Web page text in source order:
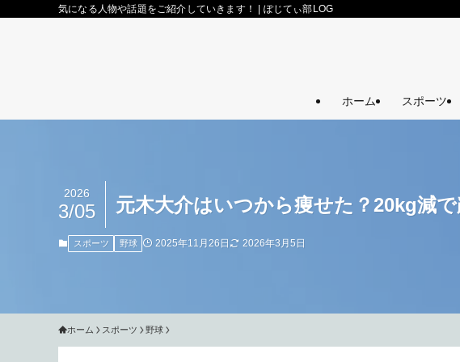
気になる人物や話題をご紹介していきます！ | ぽじてぃ部LOG
ホーム スポーツ
元木大介はいつから痩せた？20kg減
2026
3/05
スポーツ 野球 2025年11月26日 2026年3月5日
ホーム スポーツ 野球